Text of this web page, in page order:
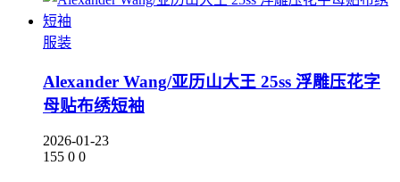
服装
Alexander Wang/亚历山大王 25ss 浮雕压花字
母贴布绣短袖
2026-01-23
155 0 0